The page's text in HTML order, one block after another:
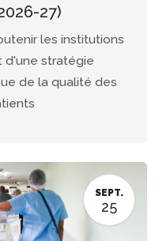
27)
les institutions
d'une stratégie
de la qualité des
SEPT.
25